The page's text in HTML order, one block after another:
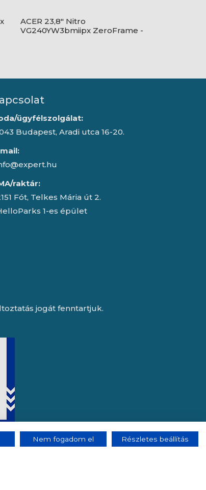
ACER 23,8" Nitro
VG240YW3bmiipx ZeroFrame -
ügyfélszolgálat:
Budapest, Aradi utca 16-20.
raktár:
Fót, Telkes Mária út 2.
1-es épület
jogát fenntartjuk.
Nem fogadom el Részletes beállítás